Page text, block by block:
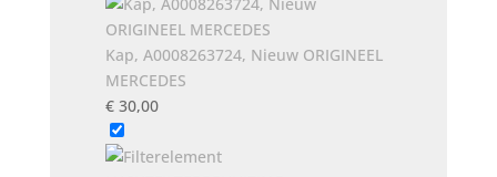
Kap, A0008263724, Nieuw ORIGINEEL
MERCEDES
€30,00